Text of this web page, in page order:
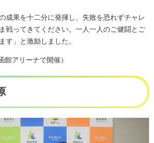
成果を十二分に発揮し、失敗を恐れずチャレ
戦ってきてください。一人一人のご健闘とご
す」と激励しました。
館アリーナで開催）